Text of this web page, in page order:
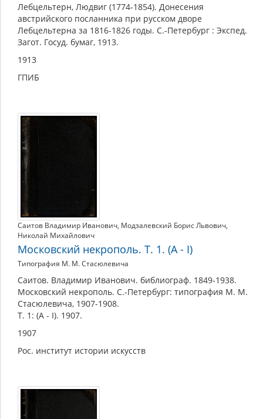
Лебцельтерн, Людвиг (1774-1854). Донесения
австрийского посланника при русском дворе
Лебцельтерна за 1816-1826 годы. С.-Петербург : Экспед.
Загот. Госуд. бумаг, 1913.
1913
ГПИБ
Саитов Владимир Иванович, Модзалевский Борис Львович,
Николай Михайлович
Московский некрополь. Т. 1. (А - I)
Типография М. М. Стасюлевича
Саитов. Владимир Иванович. библиограф. 1849-1938.
Московский некрополь. С.-Петербург: типография М. М.
Стасюлевича, 1907-1908.
Т. 1: (А - I). 1907.
1907
Рос. институт истории искусств